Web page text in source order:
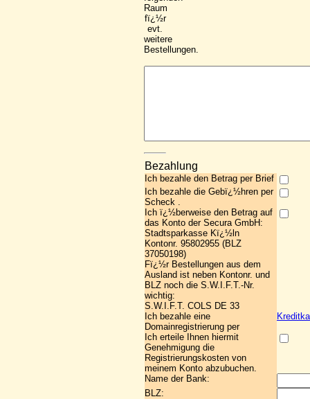
Raum
fï¿½r
evt.
weitere
Bestellungen.
Bezahlung
Ich bezahle den Betrag per Brief
Ich bezahle die Gebï¿½hren per
Scheck .
Ich ï¿½berweise den Betrag auf
das Konto der Secura GmbH:
Stadtsparkasse Kï¿½ln
Kontonr. 95802955 (BLZ
37050198)
Fï¿½r Bestellungen aus dem
Ausland ist neben Kontonr. und
BLZ noch die S.W.I.F.T.-Nr.
wichtig:
S.W.I.F.T. COLS DE 33
Ich bezahle eine
Domainregistrierung per
Ich erteile Ihnen hiermit
Genehmigung die
Registrierungskosten von
meinem Konto abzubuchen.
Name der Bank:
BLZ: